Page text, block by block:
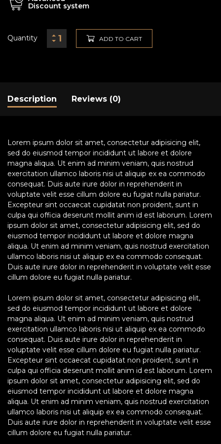
Discount system
Quantity ADD TO CART
Description Reviews (0)
Lorem ipsum dolor sit amet, consectetur adipisicing elit,
sed do eiusmod tempor incididunt ut labore et dolore
magna aliqua. Ut enim ad minim veniam, quis nostrud
exercitation ullamco laboris nisi ut aliquip ex ea commodo
consequat. Duis aute irure dolor in reprehenderit in
voluptate velit esse cillum dolore eu fugiat nulla pariatur.
Excepteur sint occaecat cupidatat non proident, sunt in
culpa qui officia deserunt mollit anim id est laborum. Lorem
ipsum dolor sit amet, consectetur adipisicing elit, sed do
eiusmod tempor incididunt ut labore et dolore magna
aliqua. Ut enim ad minim veniam, quis nostrud exercitation
ullamco laboris nisi ut aliquip ex ea commodo consequat.
Duis aute irure dolor in reprehenderit in voluptate velit esse
cillum dolore eu fugiat nulla pariatur.
Lorem ipsum dolor sit amet, consectetur adipisicing elit,
sed do eiusmod tempor incididunt ut labore et dolore
magna aliqua. Ut enim ad minim veniam, quis nostrud
exercitation ullamco laboris nisi ut aliquip ex ea commodo
consequat. Duis aute irure dolor in reprehenderit in
voluptate velit esse cillum dolore eu fugiat nulla pariatur.
Excepteur sint occaecat cupidatat non proident, sunt in
culpa qui officia deserunt mollit anim id est laborum. Lorem
ipsum dolor sit amet, consectetur adipisicing elit, sed do
eiusmod tempor incididunt ut labore et dolore magna
aliqua. Ut enim ad minim veniam, quis nostrud exercitation
ullamco laboris nisi ut aliquip ex ea commodo consequat.
Duis aute irure dolor in reprehenderit in voluptate velit esse
cillum dolore eu fugiat nulla pariatur.